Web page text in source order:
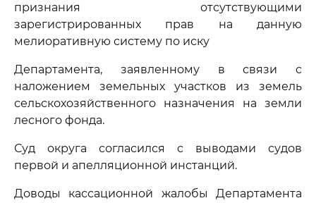
признания отсутствующими
зарегистрированных прав на данную
мелиоративную систему по иску
Департамента, заявленному в связи с
наложением земельных участков из земель
сельскохозяйственного назначения на земли
лесного фонда.
Суд округа согласился с выводами судов
первой и апелляционной инстанций.
Доводы кассационной жалобы Департамента